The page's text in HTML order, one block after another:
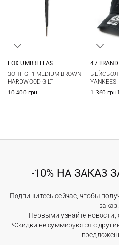
FOX UMBRELLAS
ЗОНТ GT1 MEDIUM BROWN
HARDWOOD GILT
10 400 грн
47 BRAND
YANKEES
1 360 грн
-10% НА ЗАКАЗ
Подпишитесь сейчас, чтобы
заказ.
Первыми узнайте новости,
*Скидки не суммируются с